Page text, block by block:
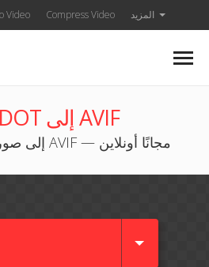
Video Compress Video المزيد
محوّل DOT إلى AVIF
حوّل قوالب DOT إلى صور AVIF — مجانًا أونلاين